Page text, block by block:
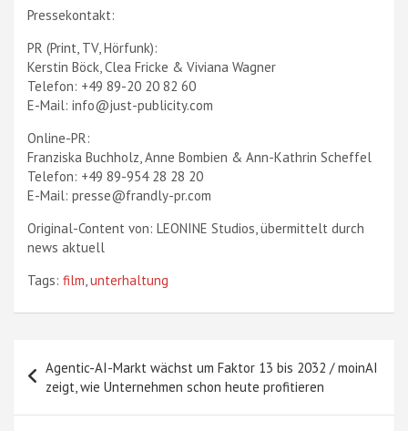
Pressekontakt:
PR (Print, TV, Hörfunk):
Kerstin Böck, Clea Fricke & Viviana Wagner
Telefon: +49 89-20 20 82 60
E-Mail: info@just-publicity.com
Online-PR:
Franziska Buchholz, Anne Bombien & Ann-Kathrin Scheffel
Telefon: +49 89-954 28 28 20
E-Mail: presse@frandly-pr.com
Original-Content von: LEONINE Studios, übermittelt durch
news aktuell
Tags: film unterhaltung
Agentic-AI-Markt wächst um Faktor 13 bis 2032 / moinAI
zeigt, wie Unternehmen schon heute profitieren